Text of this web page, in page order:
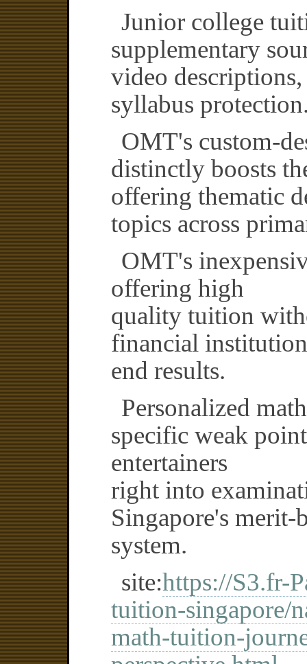
Junior college
supplementary
video
syllabus
OMT's custom-
distinctly boosts
offering thematic
topics across
OMT's
offering high
quality tuition
financial
end results.
Personalized
specific weak
entertainers
right into
Singapore's merit-
system.
site:https://S3.fr-
tuition-singapore/
math-tuition-